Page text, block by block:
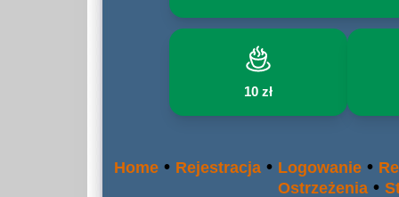
10 zł
Home • Rejestracja • Logowanie •
Ostrzeżenia •